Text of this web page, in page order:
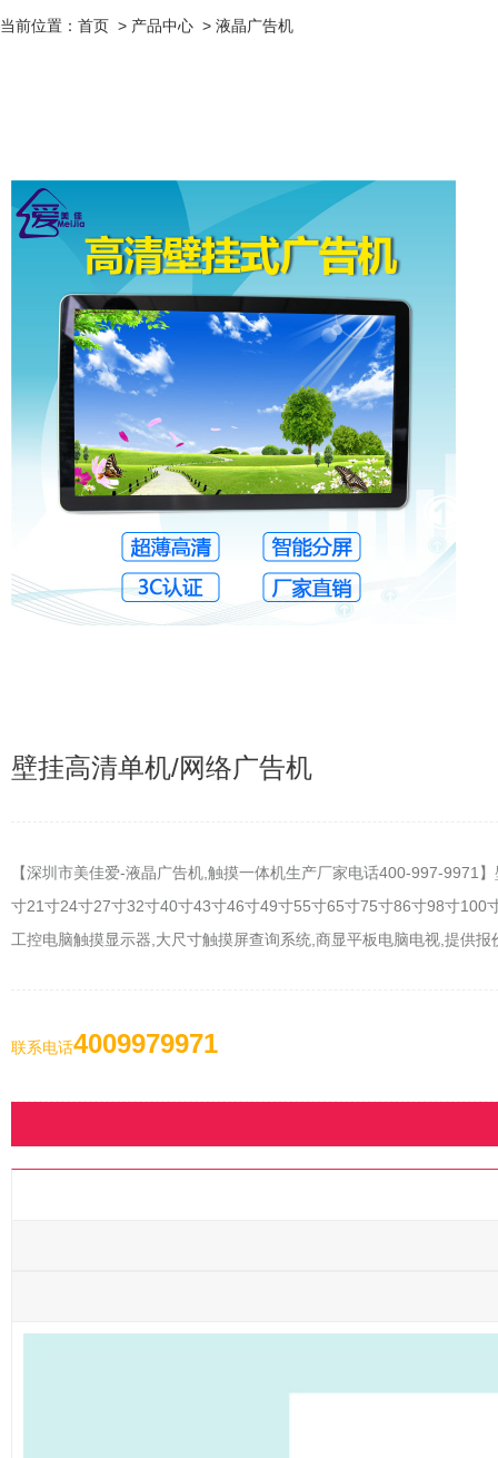
当前位置： 首页 > 产品中心 > 液晶广告机
壁挂高清单机/网络广告机
【深圳市美佳爱-液晶广告机,触摸一体机生产厂家电话400-997-9971
寸21寸24寸27寸32寸40寸43寸46寸49寸55寸65寸75寸86寸98寸100
工控电脑触摸显示器,大尺寸触摸屏查询系统,商显平板电脑电视,提供
联系电话4009979971